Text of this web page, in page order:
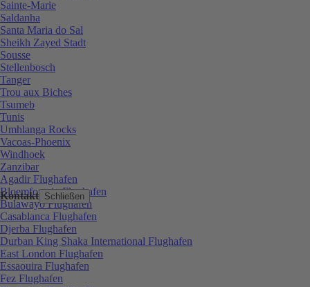
Kontakt Schließen
Sainte-Marie
Saldanha
Santa Maria do Sal
Sheikh Zayed Stadt
Sousse
Stellenbosch
Tanger
Trou aux Biches
Tsumeb
Tunis
Umhlanga Rocks
Vacoas-Phoenix
Windhoek
Zanzibar
Agadir Flughafen
Bloemfontein Flughafen
Bulawayo Flughafen
Casablanca Flughafen
Djerba Flughafen
Durban King Shaka International Flughafen
East London Flughafen
Essaouira Flughafen
Fez Flughafen